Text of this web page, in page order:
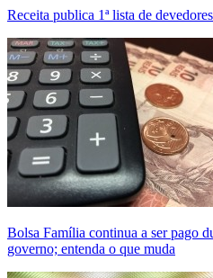
Receita publica 1ª lista de
Bolsa Família continua a ser pago
governo; entenda o que muda